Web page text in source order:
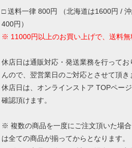
□ 送料一律 800円 （北海道は1600円 /
400円）
※ 11000円以上のお買い上げで、送料無
休店日は通販対応・発送業務を行ってお
んので、翌営業日のご対応とさせて頂き
休店日は、オンラインストア TOPペー
確認頂けます。
※ 複数の商品を一度にご注文頂いた場
は全ての商品が揃ってからとなります。